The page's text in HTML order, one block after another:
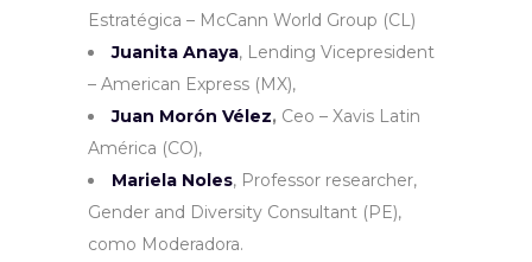
Estratégica – McCann World Group (CL)
Juanita Anaya, Lending Vicepresident
– American Express (MX),
Juan Morón Vélez, Ceo – Xavis Latin
América (CO),
Mariela Noles, Professor researcher,
Gender and Diversity Consultant (PE),
como Moderadora.